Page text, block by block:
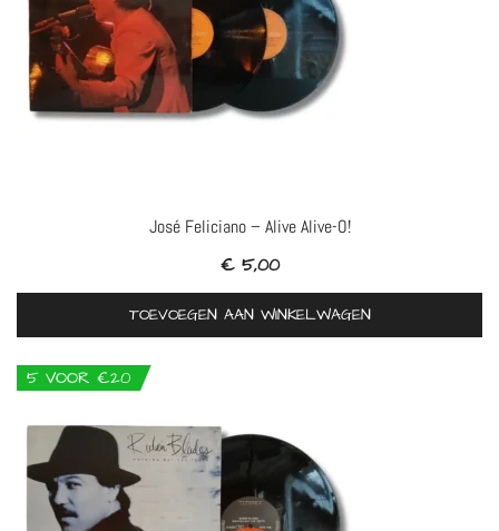
José Feliciano – Alive Alive-O!
€5,00
TOEVOEGEN AAN WINKELWAGEN
5 VOOR €20